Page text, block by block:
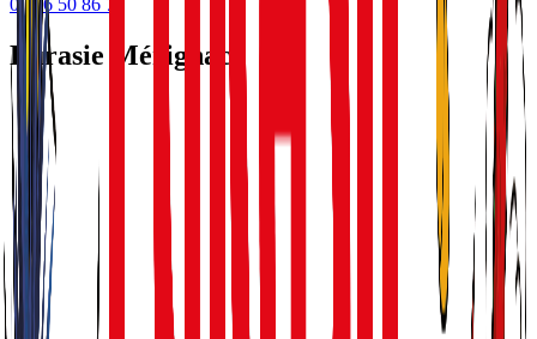
Eurasie Mérignac